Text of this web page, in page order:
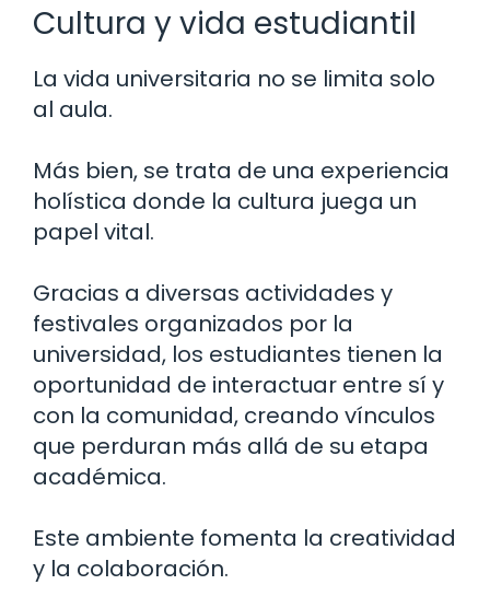
Cultura y vida estudiantil
La vida universitaria no se limita solo
al aula.
Más bien, se trata de una experiencia
holística donde la cultura juega un
papel vital.
Gracias a diversas actividades y
festivales organizados por la
universidad, los estudiantes tienen la
oportunidad de interactuar entre sí y
con la comunidad, creando vínculos
que perduran más allá de su etapa
académica.
Este ambiente fomenta la creatividad
y la colaboración.